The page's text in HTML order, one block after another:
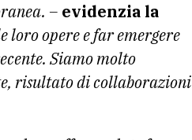
– evidenzia la
loro opere e far emergere
Siamo molto
risultato di collaborazioni